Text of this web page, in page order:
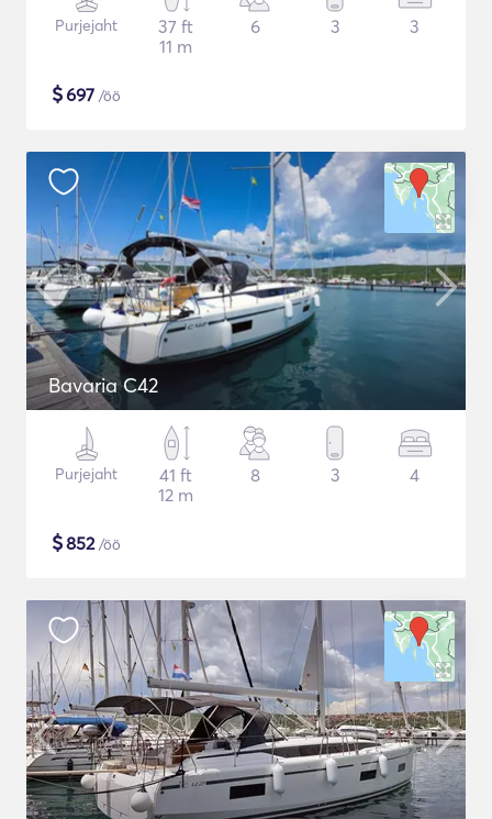
Purjejaht
37 ft
11 m
6 3 3
$697 /öö
Bavaria C42
Purjejaht
41 ft
12 m
8 3 4
$852/öö